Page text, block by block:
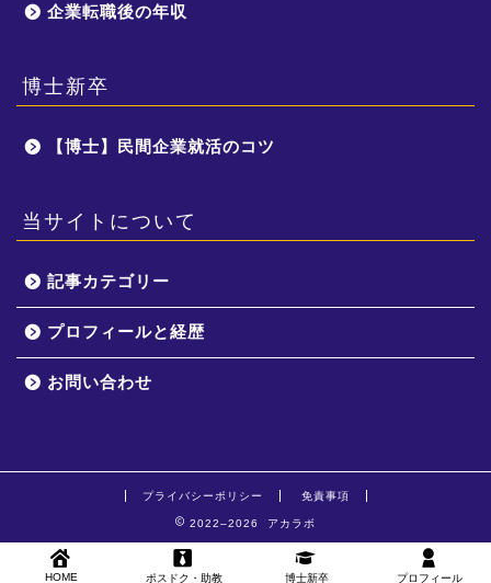
企業転職後の年収
博士新卒
【博士】民間企業就活のコツ
当サイトについて
記事カテゴリー
プロフィールと経歴
お問い合わせ
プライバシーポリシー 免責事項
2022–2026 アカラボ
HOME ポスドク・助教 博士新卒 プロフィール